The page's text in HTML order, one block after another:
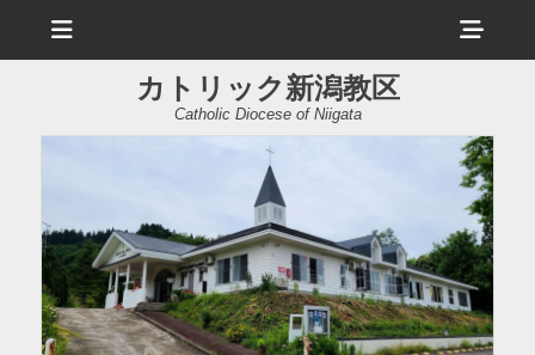
ュ
ヘ
ッ
ー
サ
イ
ド
バ
ー
カトリック新潟教区
Catholic Diocese of Niigata